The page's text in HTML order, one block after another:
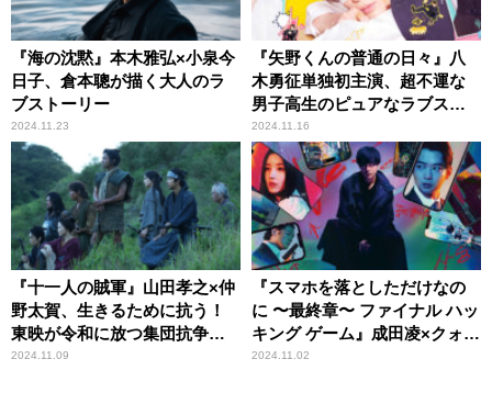
『海の沈黙』本木雅弘×小泉今
日子、倉本聰が描く大人のラ
ブストーリー
2024.11.23
『矢野くんの普通の日々』八
木勇征単独初主演、超不運な
男子高生のピュアなラブスト
ーリー
2024.11.16
『十一人の賊軍』山田孝之×仲
野太賀、生きるために抗う！
東映が令和に放つ集団抗争時
代劇
2024.11.09
『スマホを落としただけなの
に 〜最終章〜 ファイナル ハッ
キング ゲーム』成田凌×クォ
ン・ウンビ×千葉雄大、ネット
2024.11.02